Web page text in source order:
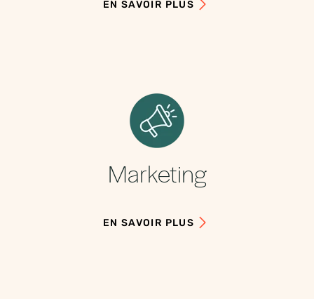
EN SAVOIR PLUS
Marketing
EN SAVOIR PLUS